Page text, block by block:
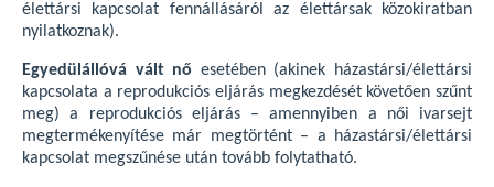
élettársi kapcsolat fennállásáról az élettársak közokiratban
nyilatkoznak).
Egyedülállóvá vált nő esetében (akinek házastársi/élettársi
kapcsolata a reprodukciós eljárás megkezdését követően szűnt
meg) a reprodukciós eljárás – amennyiben a női ivarsejt
megtermékenyítése már megtörtént – a házastársi/élettársi
kapcsolat megszűnése után tovább folytatható.